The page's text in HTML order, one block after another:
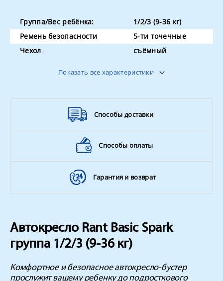
Группа/Вес ребёнка:
1/2/3 (9-36 кг)
Ремень безопасности
5-ти точечные
Чехол
съёмный
Показать все характеристики
Способы доставки
Способы оплаты
Гарантия и возврат
Автокресло Rant Basic Spark
группа 1/2/3 (9-36 кг)
Комфортное и безопасное автокресло-бустер
прослужит вашему ребенку до подросткового